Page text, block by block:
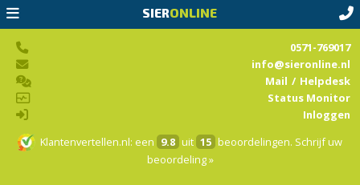
SIERONLINE
Klantenvertellen.nl: een 9.8 uit 15 beoordelingen. Schrijf uw
beoordeling »
0571-769017
info@sieronline.nl
Mail / Helpdesk
Status Monitor
Inloggen